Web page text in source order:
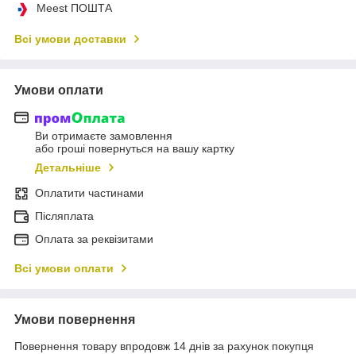
Meest ПОШТА
Всі умови доставки
Умови оплати
Ви отримаєте замовлення
або гроші повернуться на вашу картку
Детальніше
Оплатити частинами
Післяплата
Оплата за реквізитами
Всі умови оплати
Умови повернення
Повернення товару впродовж 14 днів за рахунок покупця